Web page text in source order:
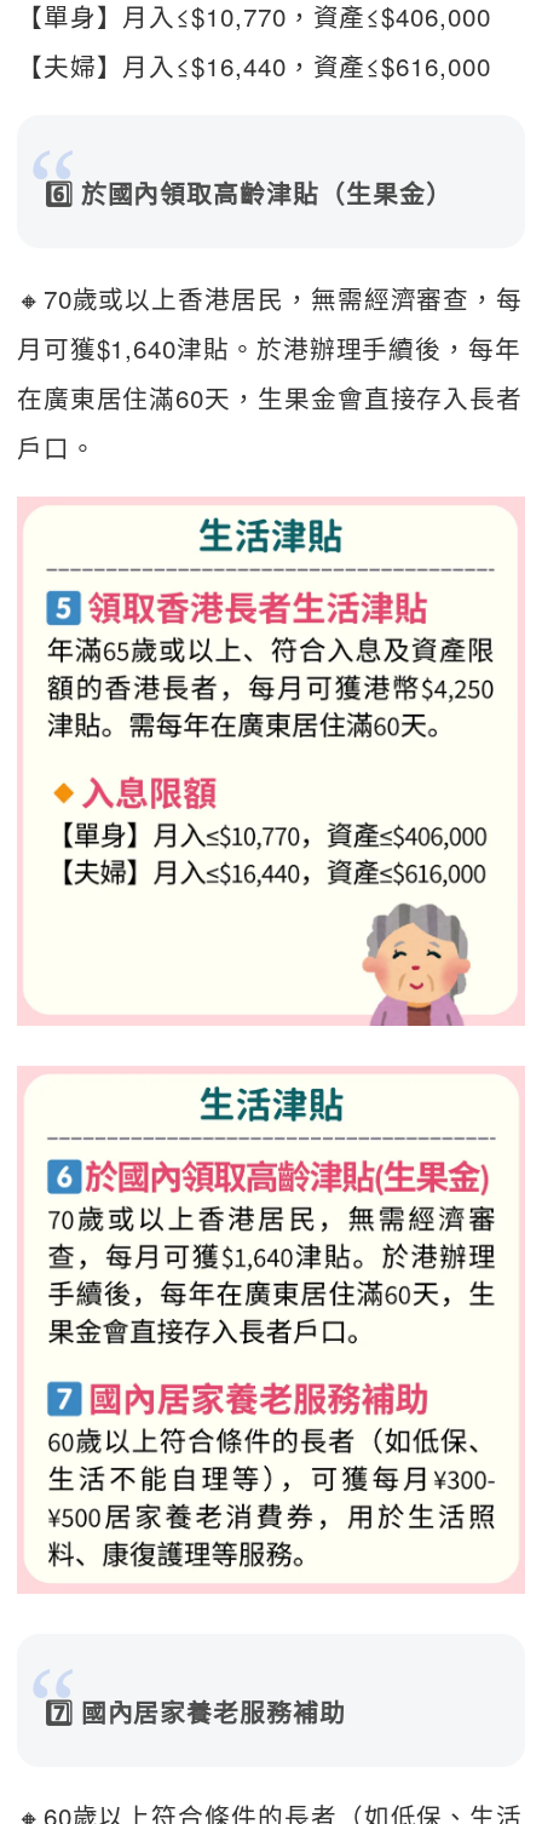
【單身】月入≤$10,770，資產≤$406,000
【夫婦】月入≤$16,440，資產≤$616,000
6️⃣ 於國內領取高齡津貼（生果金）
🔸70歲或以上香港居民，無需經濟審查，每
月可獲$1,640津貼。於港辦理手續後，每年
在廣東居住滿60天，生果金會直接存入長者
戶口。
7️⃣ 國內居家養老服務補助
🔸60歲以上符合條件的長者（如低保、生活